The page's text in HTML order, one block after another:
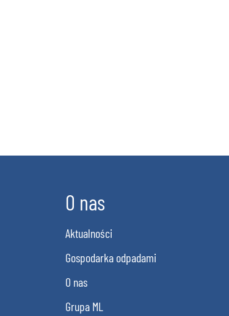
O nas
Aktualności
Gospodarka odpadami
O nas
Grupa ML